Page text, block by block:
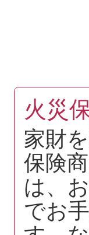
火災
家財
保険
は、
でお